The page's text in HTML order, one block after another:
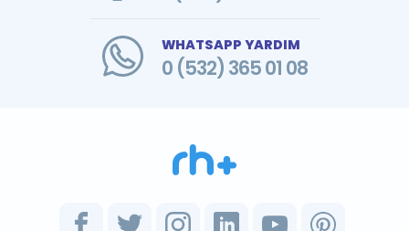
WHATSAPP YARDIM
0 (532) 365 01 08